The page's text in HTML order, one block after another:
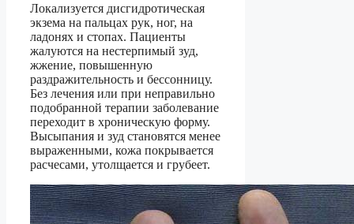
Локализуется дисгидротическая
экзема на пальцах рук, ног, на
ладонях и стопах. Пациенты
жалуются на нестерпимый зуд,
жжение, повышенную
раздражительность и бессонницу.
Без лечения или при неправильно
подобранной терапии заболевание
переходит в хроническую форму.
Высыпания и зуд становятся менее
выраженными, кожа покрывается
расчесами, утолщается и грубеет.